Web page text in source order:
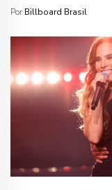
Por Billboard Brasil